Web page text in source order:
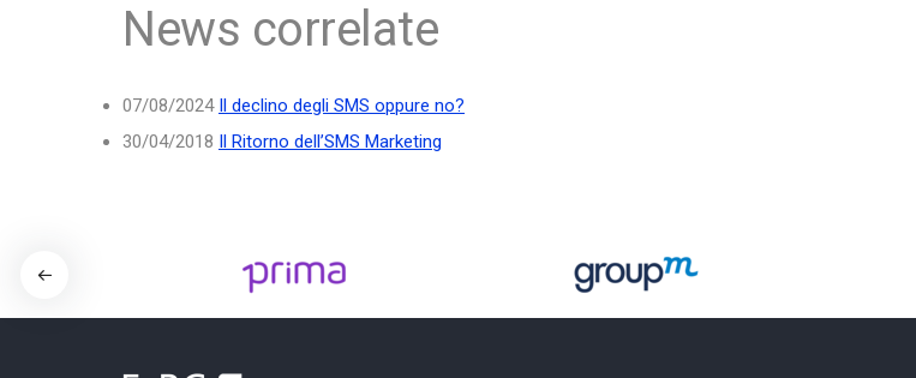
News correlate
07/08/2024 Il declino degli SMS oppure no?
30/04/2018 Il Ritorno dell’SMS Marketing